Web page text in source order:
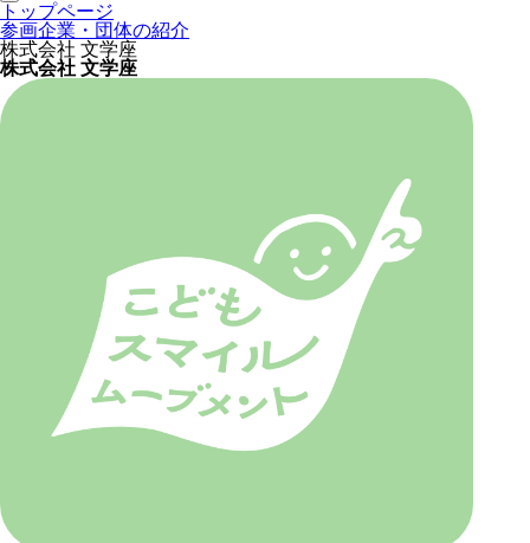
トップページ
参画企業・団体の紹介
株式会社 文学座
株式会社 文学座